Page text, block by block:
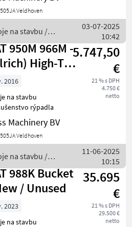
number: 346
CAT D6 Winch / Lier /
Netherlands Availa
Veldhoven
na stavbu /
03-07-2025
10:42
950M 966M -
High-Tip
/ 6.5m³
5.747,50
€
21 % s DPH
4.750 €
netto
2016
na stavbu
rýpadla
Machinery BV
Veldhoven
na stavbu /
11-06-2025
10:15
988K Bucket
/ Unused
35.695
€
21 % s DPH
29.500 €
netto
2023
na stavbu